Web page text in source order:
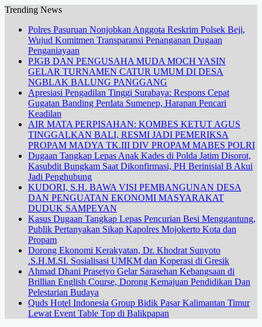
Trending News
Polres Pasuruan Nonjobkan Anggota Reskrim Polsek Beji,
Wujud Komitmen Transparansi Penanganan Dugaan
Penganiayaan
PJGB DAN PENGUSAHA MUDA MOCH YASIN
GELAR TURNAMEN CATUR UMUM DI DESA
NGBLAK BALUNG PANGGANG
Apresiasi Pengadilan Tinggi Surabaya: Respons Cepat
Gugatan Banding Perdata Sumenep, Harapan Pencari
Keadilan
AIR MATA PERPISAHAN: KOMBES KETUT AGUS
TINGGALKAN BALI, RESMI JADI PEMERIKSA
PROPAM MADYA TK.III DIV PROPAM MABES POLRI
Dugaan Tangkap Lepas Anak Kades di Polda Jatim Disorot,
Kasubdit Bungkam Saat Dikonfirmasi, PH Berinisial B Akui
Jadi Penghubung
KUDORI, S.H. BAWA VISI PEMBANGUNAN DESA
DAN PENGUATAN EKONOMI MASYARAKAT
DUDUK SAMPEYAN
Kasus Dugaan Tangkap Lepas Pencurian Besi Menggantung,
Publik Pertanyakan Sikap Kapolres Mojokerto Kota dan
Propam
Dorong Ekonomi Kerakyatan, Dr. Khodrat Sunyoto
.S.H.M.SI. Sosialisasi UMKM dan Koperasi di Gresik
Ahmad Dhani Prasetyo Gelar Sarasehan Kebangsaan di
Brillian English Course, Dorong Kemajuan Pendidikan Dan
Pelestarian Budaya
Quds Hotel Indonesia Group Bidik Pasar Kalimantan Timur
Lewat Event Table Top di Balikpapan